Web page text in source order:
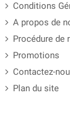
Conditions
A propos de
Procédure de
Promotions
Contactez-
Plan du site